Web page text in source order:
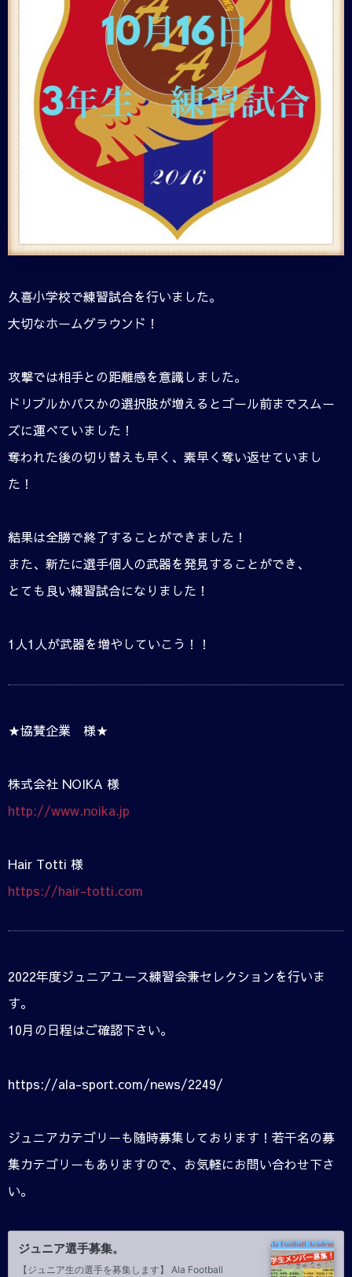
久喜小学校で練習試合を行いました。
大切なホームグラウンド！
攻撃では相手との距離感を意識しました。
ドリブルかパスかの選択肢が増えるとゴール前までスムー
ズに運べていました！
奪われた後の切り替えも早く、素早く奪い返せていまし
た！
結果は全勝で終了することができました！
また、新たに選手個人の武器を発見することができ、
とても良い練習試合になりました！
1人1人が武器を増やしていこう！！
★協賛企業 様★
株式会社 NOIKA 様
http://www.noika.jp
Hair Totti 様
https://hair-totti.com
2022年度ジュニアユース練習会兼セレクションを行いま
す。
10月の日程はご確認下さい。
https://ala-sport.com/news/2249/
ジュニアカテゴリーも随時募集しております！若干名の募
集カテゴリーもありますので、お気軽にお問い合わせ下さ
い。